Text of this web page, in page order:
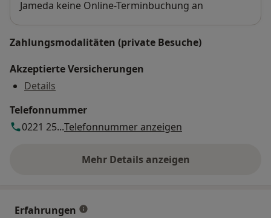
Jameda keine Online-Terminbuchung an
Zahlungsmodalitäten (private Besuche)
Akzeptierte Versicherungen
Details
Telefonnummer
0221 25...Telefonnummer anzeigen
Mehr Details anzeigen
über die Adresse
Erfahrungen